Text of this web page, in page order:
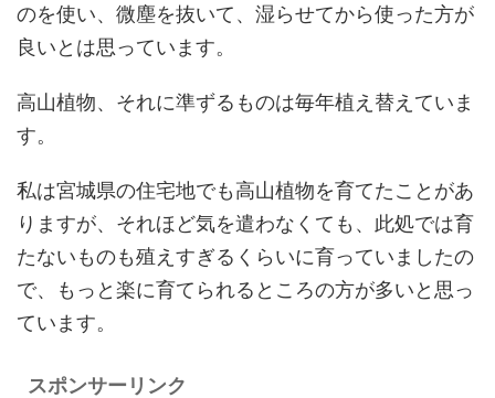
のを使い、微塵を抜いて、湿らせてから使った方が
良いとは思っています。
高山植物、それに準ずるものは毎年植え替えていま
す。
私は宮城県の住宅地でも高山植物を育てたことがあ
りますが、それほど気を遣わなくても、此処では育
たないものも殖えすぎるくらいに育っていましたの
で、もっと楽に育てられるところの方が多いと思っ
ています。
スポンサーリンク